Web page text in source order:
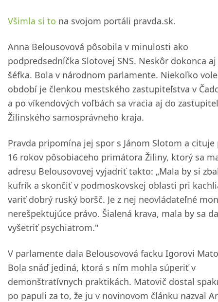
Všimla si to na svojom portáli pravda.sk.
Anna Belousovová pôsobila v minulosti ako
podpredsedníčka Slotovej SNS. Neskôr dokonca
šéfka. Bola v národnom parlamente. Niekoľko
období je členkou mestského zastupiteľstva v
a po víkendových voľbách sa vracia aj do
Žilinského samosprávneho kraja.
Pravda pripomína jej spor s Jánom Slotom a cituje
16 rokov pôsobiaceho primátora Žiliny, ktorý sa
adresu Belousovovej vyjadriť takto: „Mala by si
kufrík a skončiť v podmoskovskej oblasti pri
variť dobrý ruský boršč. Je z nej neovládateľné
nerešpektujúce právo. Šialená krava, mala by sa
vyšetriť psychiatrom."
V parlamente dala Belousovová facku Igorovi
Bola snáď jediná, ktorá s ním mohla súperiť v
demonštratívnych praktikách. Matovič dostal
po papuli za to, že ju v novinovom článku nazval